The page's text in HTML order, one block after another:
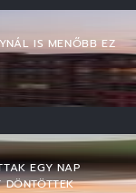
IS MENŐBB EZ
EGY NAP
DÖNTÖTTEK